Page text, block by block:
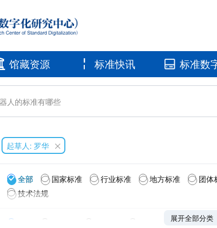
馆藏资源 标准快讯 标准数
起草人: 罗华
全部 国家标准 行业标准 地方标准 团体
技术法规
2023(6)
展开全部分类